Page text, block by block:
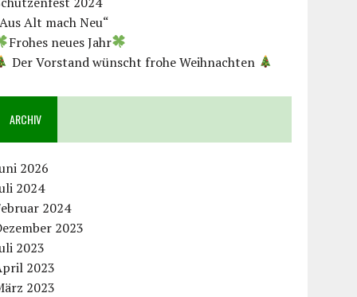
Alt mach Neu“
Frohes neues Jahr
Der Vorstand wünscht frohe Weihnachten
ARCHIV
2026
2024
2024
2023
2023
2023
2023